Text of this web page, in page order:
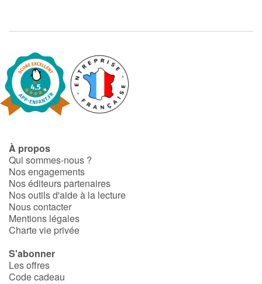
À propos
Qui sommes-nous ?
Nos engagements
Nos éditeurs partenaires
Nos outils d'aide à la lecture
Nous contacter
Mentions légales
Charte vie privée
S'abonner
Les offres
Code cadeau